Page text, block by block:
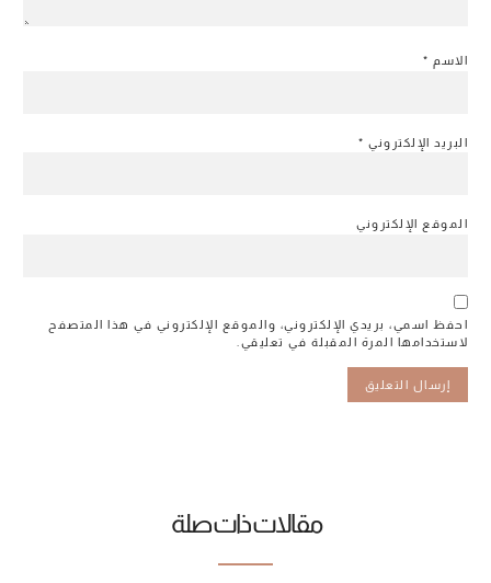
الاسم *
البريد الإلكتروني *
الموقع الإلكتروني
احفظ اسمي، بريدي الإلكتروني، والموقع الإلكتروني في هذا المتصفح
لاستخدامها المرة المقبلة في تعليقي.
مقالات ذات صلة